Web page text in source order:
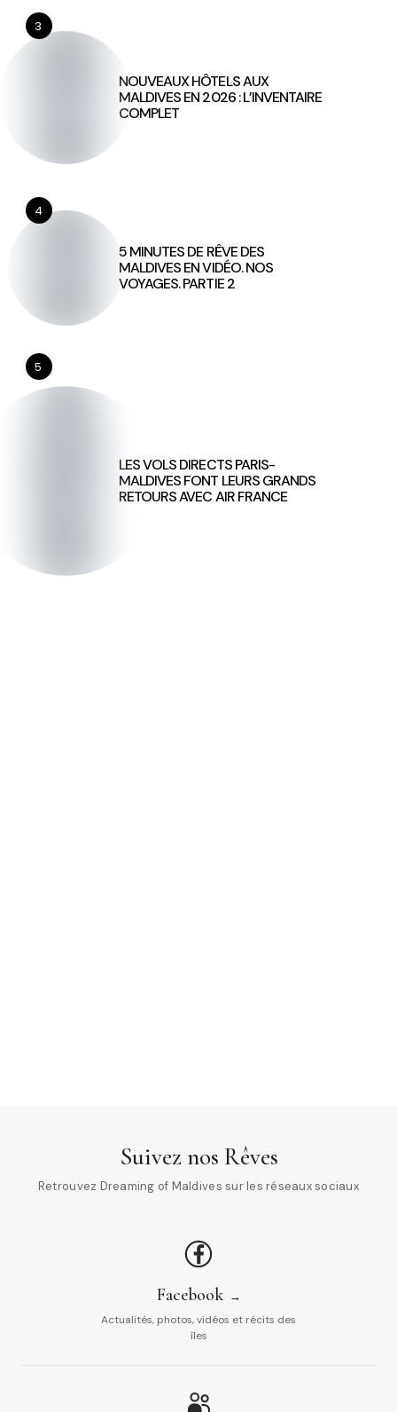
3
NOUVEAUX HÔTELS AUX
MALDIVES EN 2026 : L’INVENTAIRE
COMPLET
4
5 MINUTES DE RÊVE DES
MALDIVES EN VIDÉO. NOS
VOYAGES. PARTIE 2
5
LES VOLS DIRECTS PARIS-
MALDIVES FONT LEURS GRANDS
RETOURS AVEC AIR FRANCE
Suivez nos Rêves
Retrouvez Dreaming of Maldives sur les réseaux sociaux
Facebook
Actualités, photos, vidéos et récits des
îles